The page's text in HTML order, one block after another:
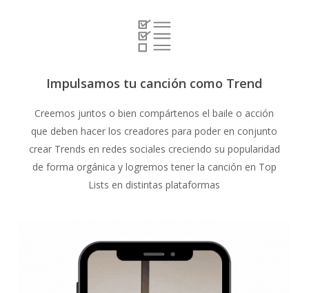
Impulsamos tu canción como Trend
Creemos juntos o bien compártenos el baile o acción
que deben hacer los creadores para poder en conjunto
crear Trends en redes sociales creciendo su popularidad
de forma orgánica y logremos tener la canción en Top
Lists en distintas plataformas